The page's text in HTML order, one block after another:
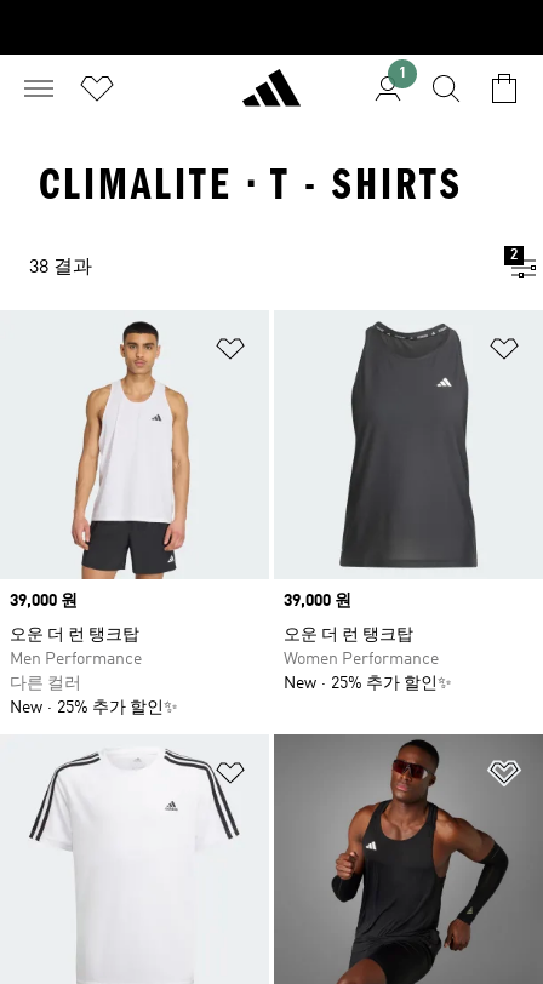
1
CLIMALITE · T - SHIRTS
38 결과
2
위시리스트 담기
Price
39,000 원
오운 더 런 탱크탑
Men Performance
다른 컬러
New
25% 추가 할인✨
Price
39,000 원
오운 더 런 탱크탑
Women Performance
New
25% 추가 할인✨